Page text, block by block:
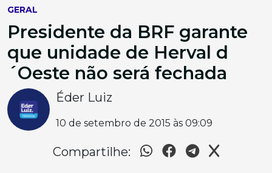
GERAL
Presidente da BRF garante
que unidade de Herval d
´Oeste não será fechada
Éder Luiz
10 de setembro de 2015 às 09:09
Compartilhe: